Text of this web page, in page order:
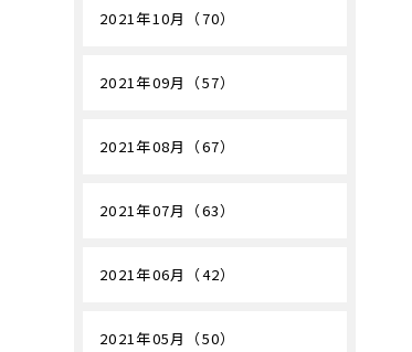
2021年10月（70）
2021年09月（57）
2021年08月（67）
2021年07月（63）
2021年06月（42）
2021年05月（50）